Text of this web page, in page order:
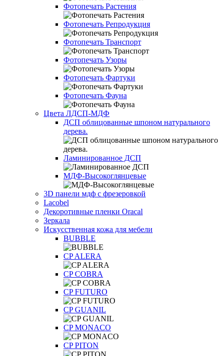
Фотопечать Растения
Фотопечать Репродукция
Фотопечать Транспорт
Фотопечать Узоры
Фотопечать Фартуки
Фотопечать Фауна
Цвета ЛДСП-МДФ
ДСП облицованные шпоном натурального
дерева.
Ламинированное ДСП
МДФ-Высокоглянцевые
3D панели мдф с фрезеровкой
Lacobel
Декоротивные пленки Oracal
Зеркала
Искусственная кожа для мебели
BUBBLE
CP ALERA
CP COBRA
CP FUTURO
CP GUANIL
CP MONACO
CP PITON